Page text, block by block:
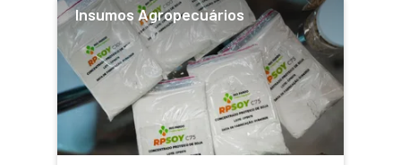
Insumos Agropecuários